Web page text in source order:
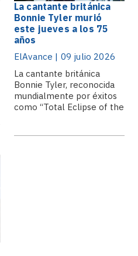
La cantante británica
Bonnie Tyler murió
este jueves a los 75
años
ElAvance | 09 julio 2026
La cantante británica
Bonnie Tyler, reconocida
mundialmente por éxitos
como “Total Eclipse of the